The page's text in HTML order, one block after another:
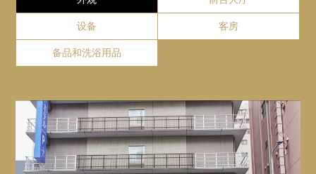
7:00 ~ 10:30 (最后点餐 10:00)
学龄前儿童：免费
(以上价格均已含税)
快递
酒店提供面向日本国内的邮寄服务，详情请参照FAQ。
为保障酒店馆内安全，酒店
在深夜12点早上六点期间，
会将正门上锁。如若外出，
请不要忘记带房卡。
复印、传真 ＋
前台提供复印，传真的服务。（需付费）
负荷时间为约35分钟）
这需要从关西国际机场机场豪华巴士约55分钟（座椅负
荷时间约50分钟）
天王寺动物园
京瓷巨蛋
大阪圆顶是位于日本大阪的棒球场。体育场于1997年开
设备 客房
备品和洗浴用品